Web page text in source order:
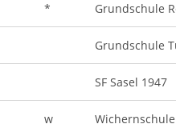
* Grundschule
Grundschule
SF Sasel 1947
w Wichernschule